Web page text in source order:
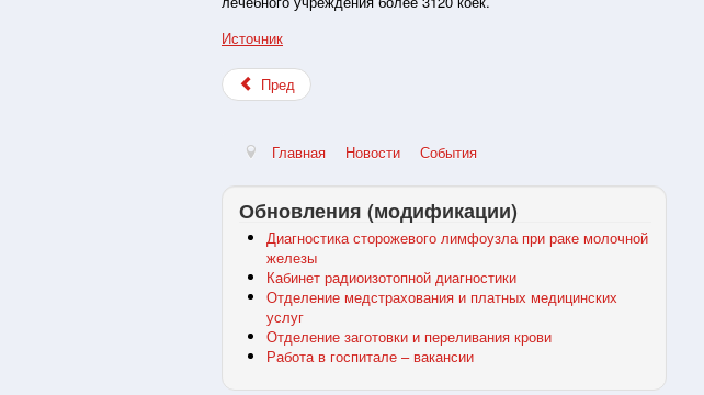
Источник
Пред
Главная Новости События
Обновления (модификации)
Диагностика сторожевого лимфоузла при раке молочной
железы
Кабинет радиоизотопной диагностики
Отделение медстрахования и платных медицинских
услуг
Отделение заготовки и переливания крови
Работа в госпитале – вакансии